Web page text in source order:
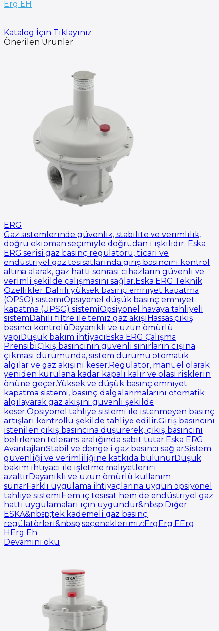
Erg EH
Katalog İçin Tıklayınız
Önerilen Ürünler
ERG
Gaz sistemlerinde güvenlik, stabilite ve verimlilik,
doğru ekipman seçimiyle doğrudan ilişkilidir. Eska
ERG serisi gaz basınç regülatörü, ticari ve
endüstriyel gaz tesisatlarında giriş basıncını kontrol
altına alarak, gaz hattı sonrası cihazların güvenli ve
verimli şekilde çalışmasını sağlar.Eska ERG Teknik
ÖzellikleriDahili yüksek basınç emniyet kapatma
(OPSO) sistemiOpsiyonel düşük basınç emniyet
kapatma (UPSO) sistemiOpsiyonel havaya tahliyeli
sistemDahili filtre ile temiz gaz akışıHassas çıkış
basıncı kontrolüDayanıklı ve uzun ömürlü
yapıDüşük bakım ihtiyacıEska ERG Çalışma
PrensibiÇıkış basıncının güvenli sınırların dışına
çıkması durumunda, sistem durumu otomatik
algılar ve gaz akışını keser.Regülatör, manuel olarak
yeniden kurulana kadar kapalı kalır ve olası risklerin
önüne geçer.Yüksek ve düşük basınç emniyet
kapatma sistemi, basınç dalgalanmalarını otomatik
algılayarak gaz akışını güvenli şekilde
keser.Opsiyonel tahliye sistemi ile istenmeyen basınç
artışları kontrollü şekilde tahliye edilir.Giriş basıncını
istenilen çıkış basıncına düşürerek, çıkış basıncını
belirlenen tolerans aralığında sabit tutar.Eska ERG
AvantajlarıStabil ve dengeli gaz basıncı sağlarSistem
güvenliği ve verimliliğine katkıda bulunurDüşük
bakım ihtiyacı ile işletme maliyetlerini
azaltırDayanıklı ve uzun ömürlü kullanım
sunarFarklı uygulama ihtiyaçlarına uygun opsiyonel
tahliye sistemiHem iç tesisat hem de endüstriyel gaz
hattı uygulamaları için uygundur&nbsp;Diğer
ESKA&nbsp;tek kademeli gaz basınç
regülatörleri&nbsp;seçeneklerimiz:ErgErg EErg
HErg Eh
Devamını oku